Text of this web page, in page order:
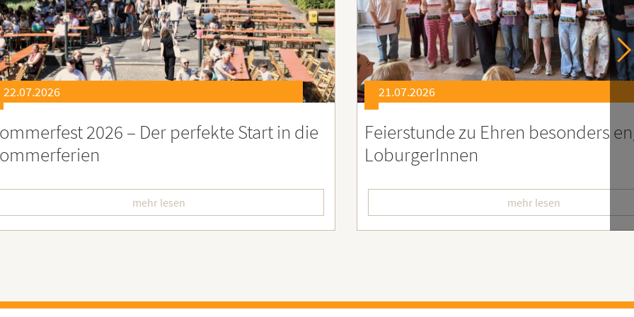
21.07.2026
zu Ehren besonders engagierter
mehr lesen
21.07.2026
Soziales Engagement für
Ruanda – Wir sind dabei!
mehr lesen